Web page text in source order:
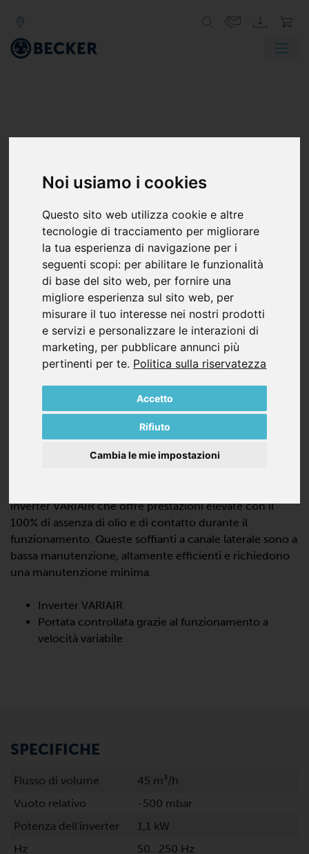
Noi usiamo i cookies
Questo sito web utilizza cookie e altre
tecnologie di tracciamento per migliorare
la tua esperienza di navigazione per i
seguenti scopi: per abilitare le funzionalità
di base del sito web, per fornire una
migliore esperienza sul sito web, per
misurare il tuo interesse nei nostri prodotti
e servizi e personalizzare le interazioni di
marketing, per pubblicare annunci più
pertinenti per te. Politica sulla riservatezza
Accetto
Rifiuto
Cambia le mie impostazioni
VASF 2.80/2-0.AC230
SOFFIANTI A CANALI LATERALI IN
inverter VARIAIR che offre prestazioni elevate con il
100% di assenza di olio e di contatto durante il
funzionamento. Queste soffianti a canale laterale sono a
bassa manutenzione, altamente efficienti e richiedono
una manutenzione minima.
Inverter VARIAIR
Portata controllata grazie al funzionamento a
velocità variabile
SPECIFICHE
Flusso di volume
45 m³/h
Vuoto relativo
-500 mbar
Potenza dell'inverter
1,1 kW
Hz
50…250 Hz